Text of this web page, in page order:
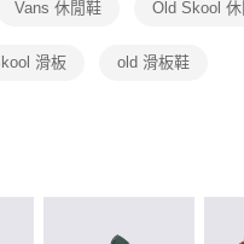
交
５
Vans 休閒鞋 Old Skool
滑板 old 滑板鞋